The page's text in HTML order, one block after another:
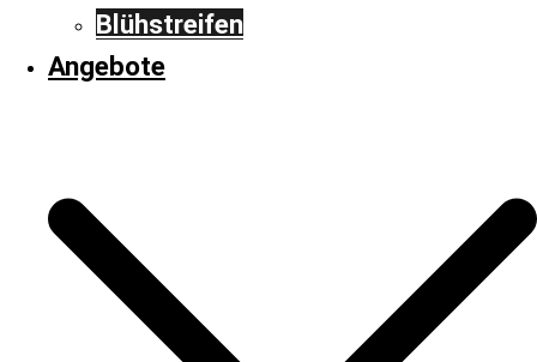
Blühstreifen
Angebote